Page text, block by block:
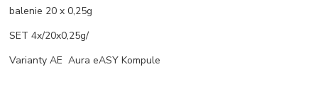
balenie 20 x 0,25g
SET 4x/20x0,25g/
Varianty AE Aura eASY Kompule